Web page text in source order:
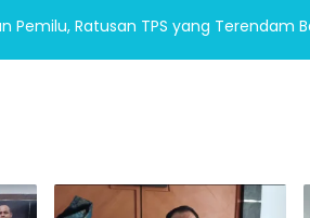
Pemilu, Ratusan TPS yang Terendam